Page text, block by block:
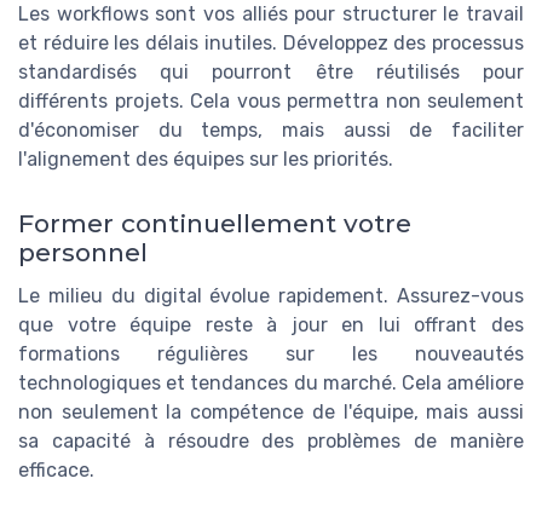
Les workflows sont vos alliés pour structurer le travail
et réduire les délais inutiles. Développez des processus
standardisés qui pourront être réutilisés pour
différents projets. Cela vous permettra non seulement
d'économiser du temps, mais aussi de faciliter
l'alignement des équipes sur les priorités.
Former continuellement votre
personnel
Le milieu du digital évolue rapidement. Assurez-vous
que votre équipe reste à jour en lui offrant des
formations régulières sur les nouveautés
technologiques et tendances du marché. Cela améliore
non seulement la compétence de l'équipe, mais aussi
sa capacité à résoudre des problèmes de manière
efficace.